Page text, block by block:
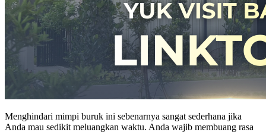
Menghindari mimpi buruk ini sebenarnya sangat sederhana jika
Anda mau sedikit meluangkan waktu. Anda wajib membuang rasa